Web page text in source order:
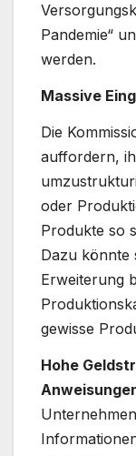
Pandemie“
werden.
Massive
Die
auffordern,
oder
Produkte so
Dazu könnte
Erweiterung
gewisse
Hohe